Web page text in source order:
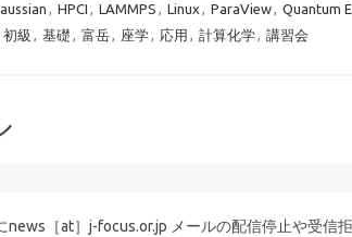
, HPCI , LAMMPS , Linux , ParaView, Quantum
初級 , 基礎 , 富岳, 座学, 応用 , 計算化学, 講習会
［at］j-focus.or.jp メールの配信停止や受信